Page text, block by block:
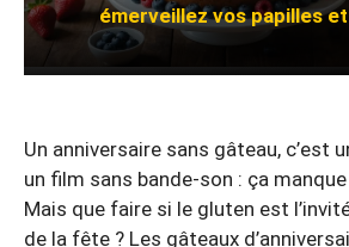
émerveillez vos papilles
Un anniversaire sans gâteau, c’est
un film sans bande-son : ça
Mais que faire si le gluten est
de la fête ? Les gâteaux